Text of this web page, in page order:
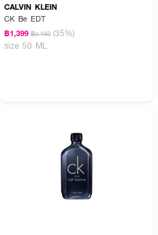
CALVIN KLEIN
CK Be EDT
฿1,399 ฿2,150 (35%)
size 50 ML